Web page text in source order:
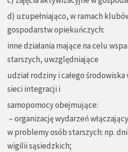
d) uzupełniająco, w ramach
gospodarstw opiekuńczych:
inne działania mające na celu
starszych, uwzględniające
udział rodziny i całego
sieci integracji i
samopomocy obejmujące:
– organizację wydarzeń
w problemy osób starszych: np.
wigilii sąsiedzkich;